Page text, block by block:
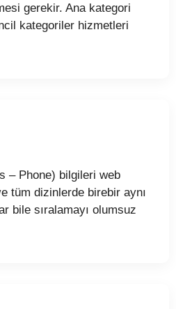
gerekir. Ana kategori
kategoriler hizmetleri
– Phone) bilgileri web
tüm dizinlerde birebir aynı
bile sıralamayı olumsuz